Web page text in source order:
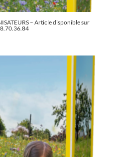
– Article disponible sur